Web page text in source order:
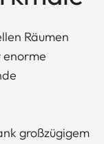
Räumen
großzügigem